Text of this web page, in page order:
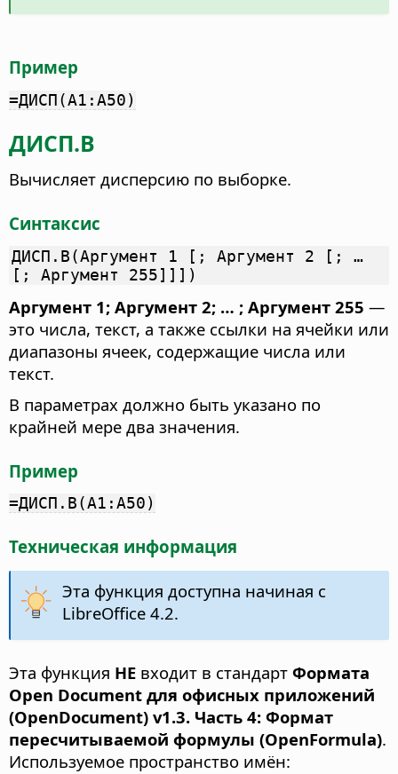
Пример
=ДИСП(A1:A50)
ДИСП.В
Вычисляет дисперсию по выборке.
Синтаксис
ДИСП.В(Аргумент 1 [; Аргумент 2 [; …
[; Аргумент 255]]])
Аргумент 1; Аргумент 2; … ; Аргумент 255 —
это числа, текст, а также ссылки на ячейки или
диапазоны ячеек, содержащие числа или
текст.
В параметрах должно быть указано по
крайней мере два значения.
Пример
=ДИСП.В(A1:A50)
Техническая информация
Эта функция доступна начиная с
LibreOffice 4.2.
Эта функция НЕ входит в стандарт Формата
Open Document для офисных приложений
(OpenDocument) v1.3. Часть 4: Формат
пересчитываемой формулы (OpenFormula).
Используемое пространство имён: